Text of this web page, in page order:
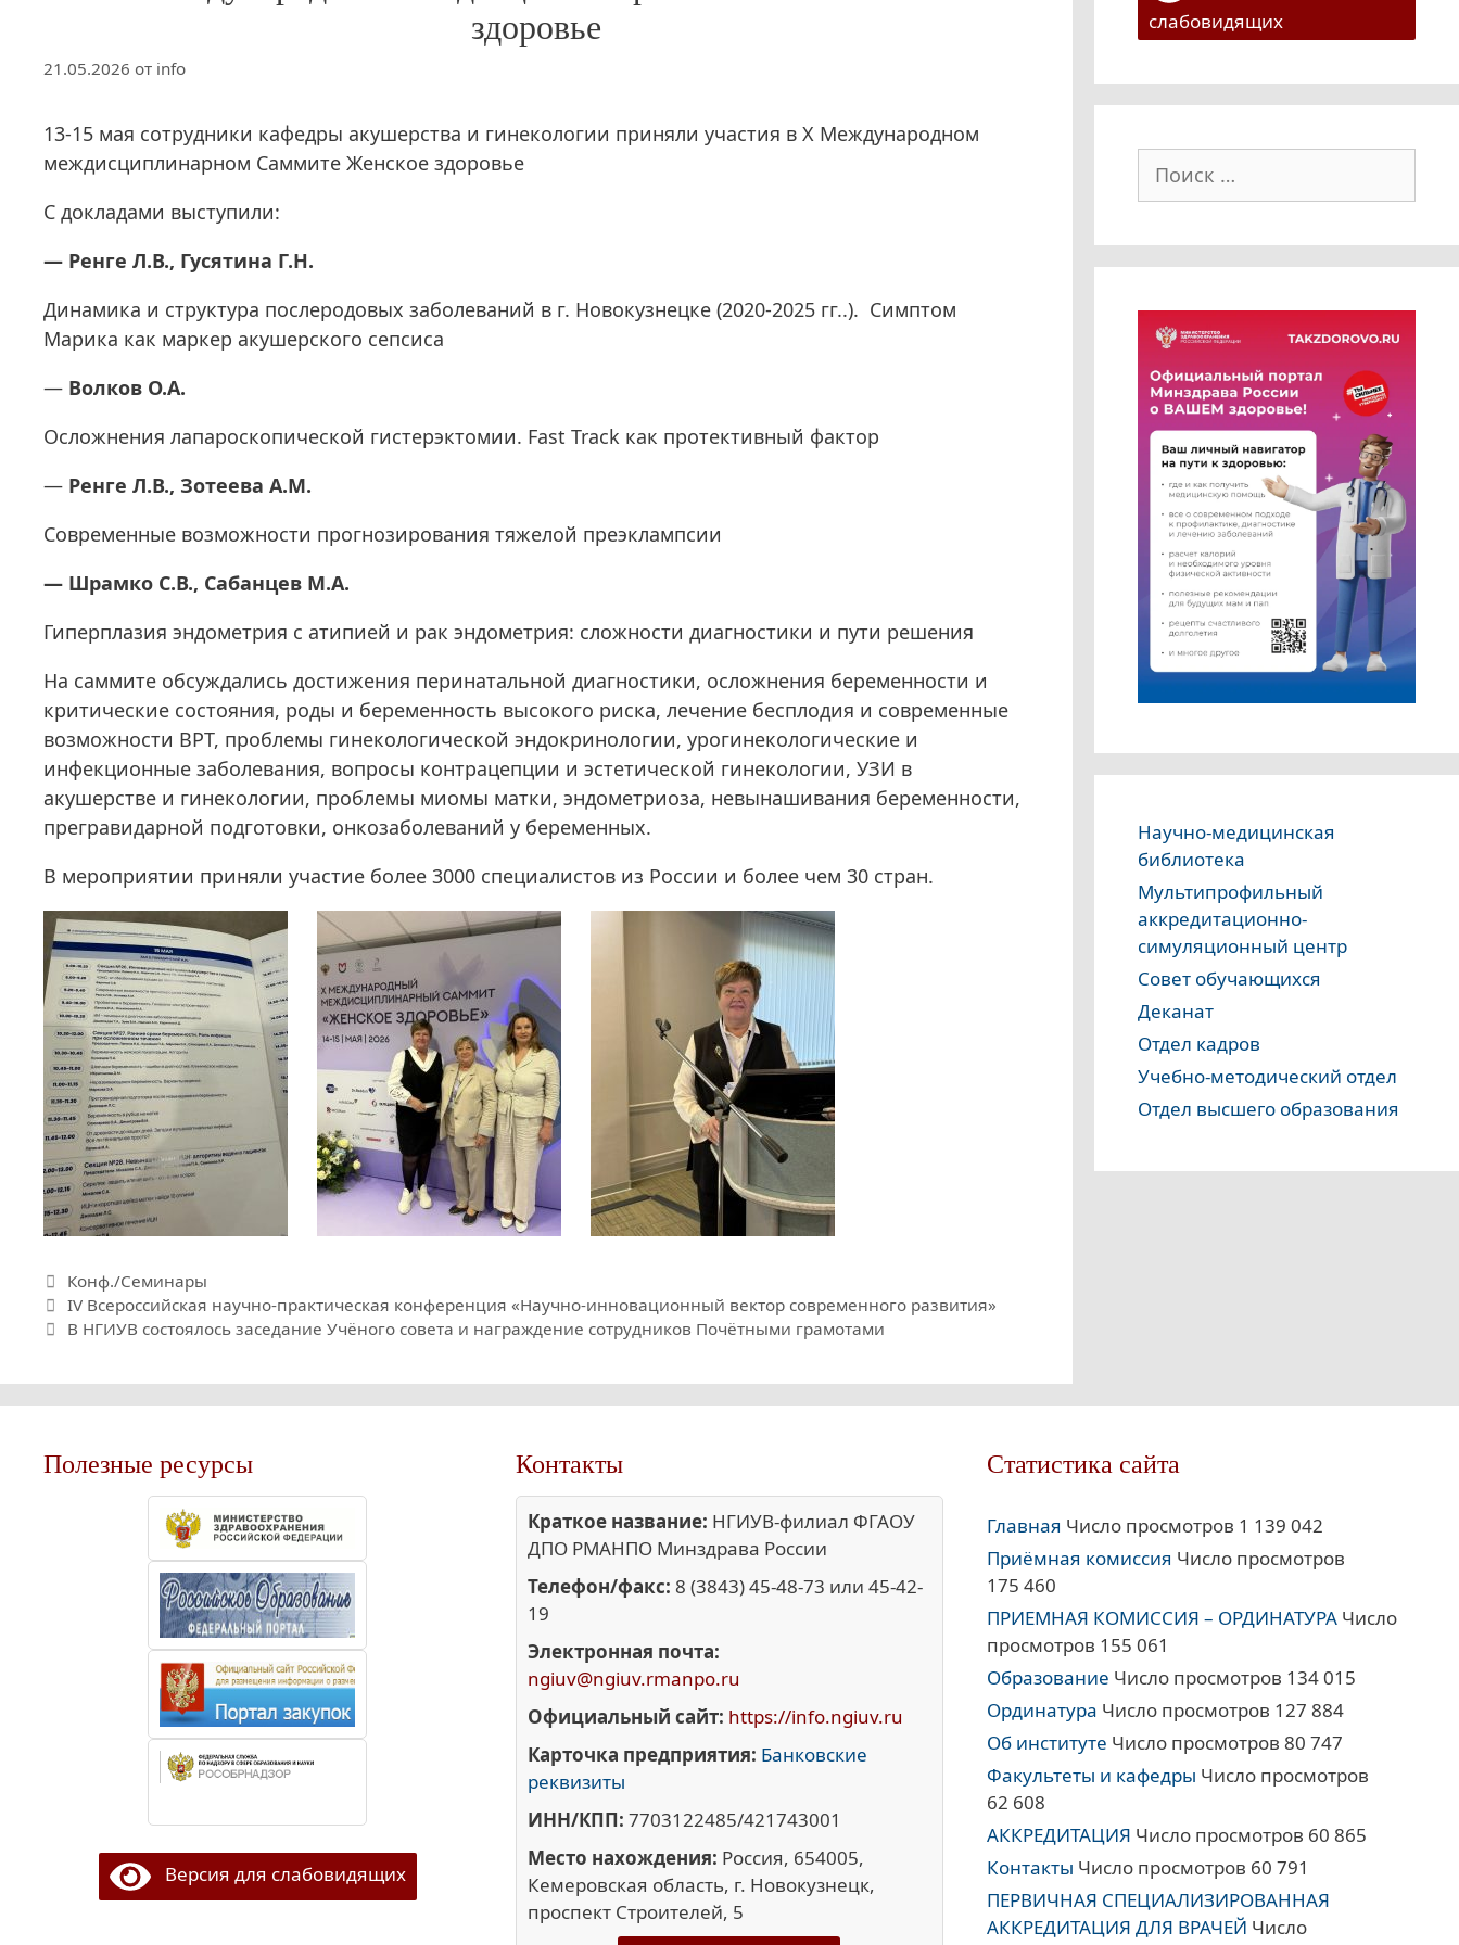
здоровье
21.05.2026 от info
13-15 мая сотрудники кафедры акушерства и гинекологии приняли участия в X Международном
междисциплинарном Саммите Женское здоровье
С докладами выступили:
— Ренге Л.В., Гусятина Г.Н.
Динамика и структура послеродовых заболеваний в г. Новокузнецке (2020-2025 гг..). Симптом
Марика как маркер акушерского сепсиса
— Волков О.А.
Осложнения лапароскопической гистерэктомии. Fast Track как протективный фактор
— Ренге Л.В., Зотеева А.М.
Современные возможности прогнозирования тяжелой преэклампсии
— Шрамко С.В., Сабанцев М.А.
Гиперплазия эндометрия с атипией и рак эндометрия: сложности диагностики и пути решения
На саммите обсуждались достижения перинатальной диагностики, осложнения беременности и
критические состояния, роды и беременность высокого риска, лечение бесплодия и современные
возможности ВРТ, проблемы гинекологической эндокринологии, урогинекологические и
инфекционные заболевания, вопросы контрацепции и эстетической гинекологии, УЗИ в
акушерстве и гинекологии, проблемы миомы матки, эндометриоза, невынашивания беременности,
прегравидарной подготовки, онкозаболеваний у беременных.
В мероприятии приняли участие более 3000 специалистов из России и более чем 30 стран.
Рубрики
Конф./Семинары
IV Всероссийская научно-практическая конференция «Научно-инновационный вектор современного развития»
В НГИУВ состоялось заседание Учёного совета и награждение сотрудников Почётными грамотами
слабовидящих
Научно-медицинская
библиотека
Мультипрофильный
аккредитационно-
симуляционный центр
Совет обучающихся
Деканат
Отдел кадров
Учебно-методический отдел
Отдел высшего образования
Полезные ресурсы
Версия для слабовидящих
Контакты
Краткое название: НГИУВ-филиал ФГАОУ
ДПО РМАНПО Минздрава России
Телефон/факс: 8 (3843) 45-48-73 или 45-42-
19
Электронная почта:
ngiuv@ngiuv.rmanpo.ru
Официальный сайт: https://info.ngiuv.ru
Карточка предприятия: Банковские
реквизиты
ИНН/КПП: 7703122485/421743001
Место нахождения: Россия, 654005,
Кемеровская область, г. Новокузнецк,
проспект Строителей, 5
Статистика сайта
Главная Число просмотров 1 139 042
Приёмная комиссия Число просмотров
175 460
ПРИЕМНАЯ КОМИССИЯ – ОРДИНАТУРА Число
просмотров 155 061
Образование Число просмотров 134 015
Ординатура Число просмотров 127 884
Об институте Число просмотров 80 747
Факультеты и кафедры Число просмотров
62 608
АККРЕДИТАЦИЯ Число просмотров 60 865
Контакты Число просмотров 60 791
ПЕРВИЧНАЯ СПЕЦИАЛИЗИРОВАННАЯ
АККРЕДИТАЦИЯ ДЛЯ ВРАЧЕЙ Число